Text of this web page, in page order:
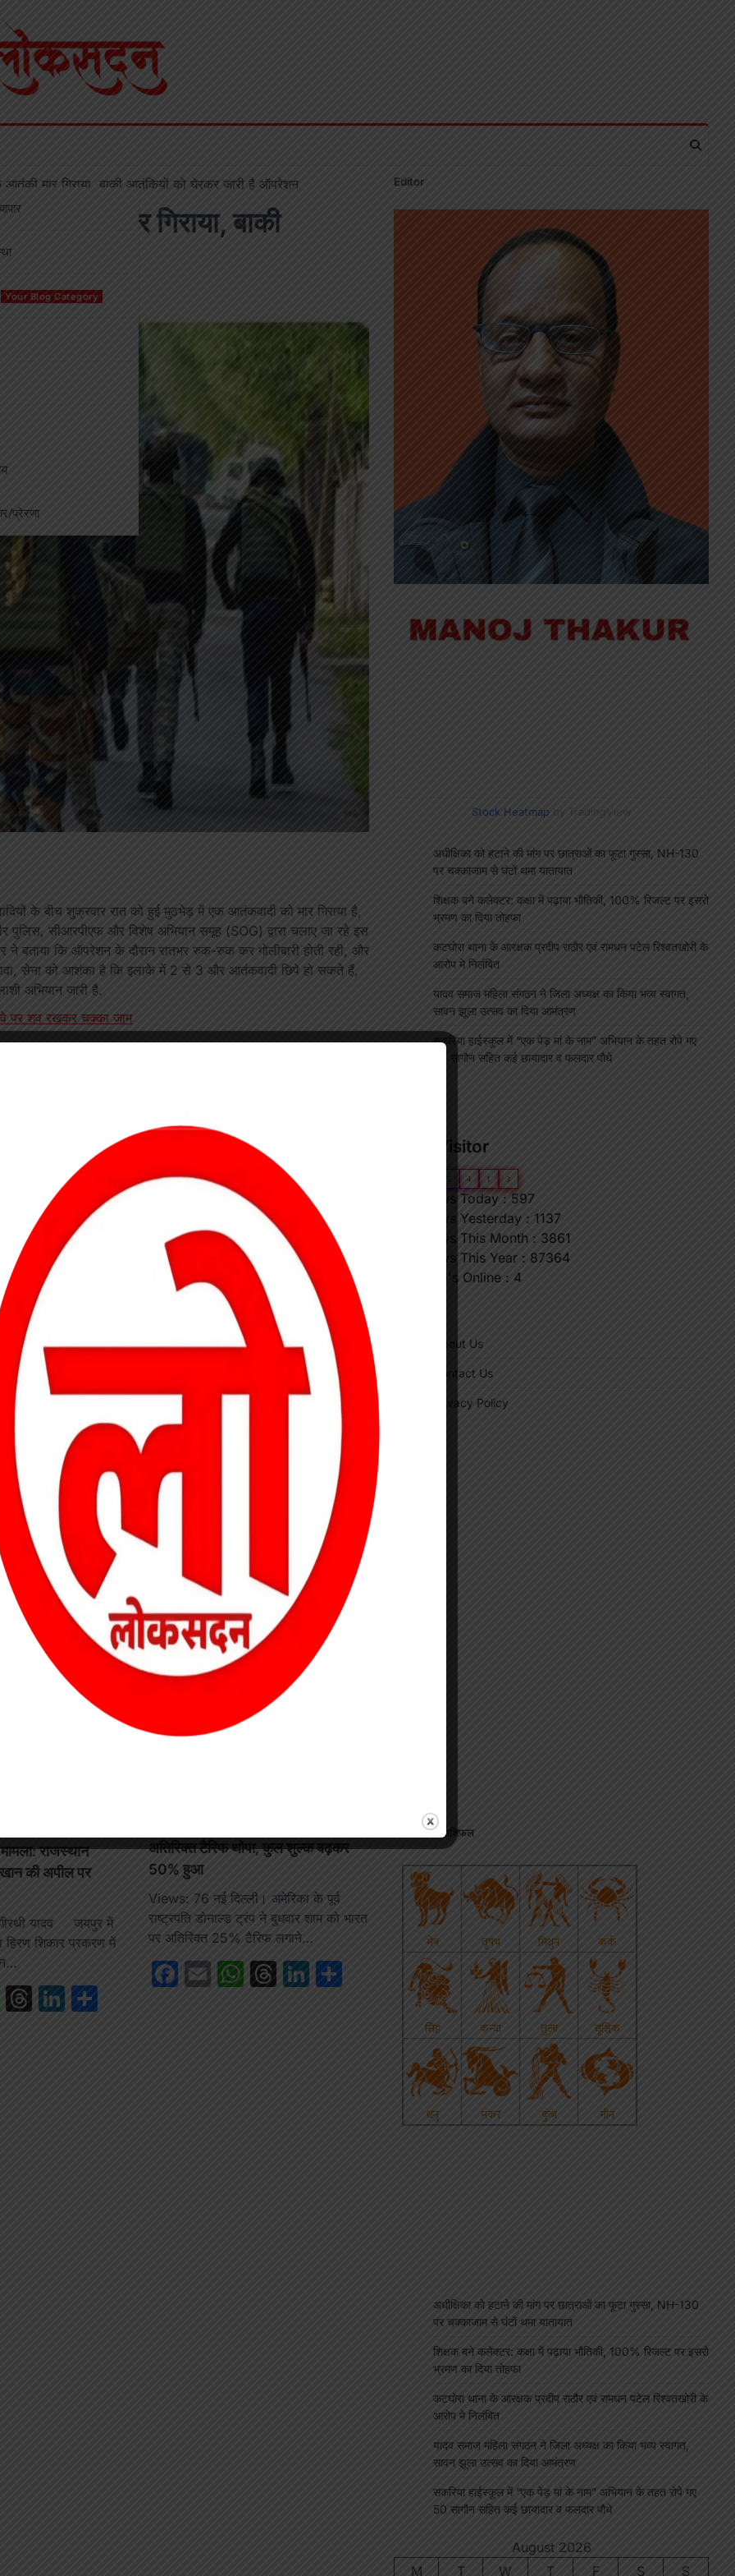
Your Blog Category
प्रेरणा
मार गिराया, बाकी आतंकियों को घेरकर जारी है ऑपरेशन
आतंकी मार गिराया, बाकी
के बीच शुक्रवार रात को हुई मुठभेड़ में एक आतंकवादी को मार गिराया है,
पुलिस, सीआरपीएफ और विशेष अभियान समूह (SOG) द्वारा चलाए जा रहे इस
ने बताया कि ऑपरेशन के दौरान रातभर रुक-रुक कर गोलीबारी होती रही, और
सेना को आशंका है कि इलाके में 2 से 3 और आतंकवादी छिपे हो सकते हैं,
अभियान जारी है.
पर शव रखकर चक्का जाम
ऑपरेशन शुरू किया है. एक अधिकारी के अनुसार, इलाके में आतंकवादी
की गई. इस दौरान आतंकियों ने सुरक्षाबलों पर गोलीबारी शुरू कर दी,
को सफलतापूर्वक अंजाम देने के लिए क्षेत्र में अतिरिक्त सुरक्षा बलों
फासीस्ट फ्रंट (PAFF) संगठन से संबंधित हैं.
के रूप में देखा जा रहा है. इससे पहले, 28 जुलाई को सुरक्षाबलों ने ऑपरेशन
मार गिराया था. इसके बाद, 31 जुलाई को पुंछ में नियंत्रण रेखा के निकट
संभावना है, जिनके विदेशी नागरिक होने का संदेह है. सुरक्षा बलों की एक टीम
कितने आतंकवादी मारे गए हैं या गिरफ्तार किए गए हैं. ऑपरेशन अभी भी
किया है, जिनके पास से हथियार बरामद हुए हैं. पुलिस, सेना की 19
सड़क क्राड उत्तेरसू पर नियमित जांच के दौरान एक ऑल्टो कार को
ग्रेनेड और एके 47 के 41 राउंड मिले. गिरफ्तार किए गए संदिग्धों की पहचान
निर्वाचन आयोग का बड़ा फैसला: बूथ लेवल अधिकारियों का पारिश्रमिक
हुआ दोगुना
⟶
राजस्थान
की अपील पर
यादव जयपुर में
हिरण शिकार प्रकरण में
Threads
LinkedIn
Share
अतिरिक्त टैरिफ थोपा, कुल शुल्क बढ़कर
50% हुआ
Views: 76 नई दिल्ली। अमेरिका के पूर्व
राष्ट्रपति डोनाल्ड ट्रंप ने बुधवार शाम को भारत
पर अतिरिक्त 25% टैरिफ लगाने…
Facebook
EmailWhatsApp
Threads
LinkedIn
Share
Editor
Stock Heatmap by TradingView
अधीक्षिका को हटाने की मांग पर छात्राओं का फूटा गुस्सा, NH-130
पर चक्काजाम से घंटों थमा यातायात
शिक्षक बने कलेक्टर: कक्षा में पढ़ाया भौतिकी, 100% रिजल्ट पर इसरो
भ्रमण का दिया तोहफा
कटघोरा थाना के आरक्षक प्रदीप राठौर एवं रामधन पटेल रिश्वतखोरी के
आरोप मे निलंबित
यादव समाज महिला संगठन ने जिला अध्यक्ष का किया भव्य स्वागत,
सावन झूला उत्सव का दिया आमंत्रण
सकरिया हाईस्कूल में “एक पेड़ मां के नाम” अभियान के तहत रोपे गए
50 सागौन सहित कई छायादार व फलदार पौधे
Our Visitor
4 1 3
Views Today : 597
Views Yesterday : 1137
Views This Month : 3861
Views This Year : 87364
Who's Online : 4
About Us
Contact Us
Privacy Policy
जानिए अपना राशिफल
अधीक्षिका को हटाने की मांग पर छात्राओं का फूटा गुस्सा, NH-130
पर चक्काजाम से घंटों थमा यातायात
शिक्षक बने कलेक्टर: कक्षा में पढ़ाया भौतिकी, 100% रिजल्ट पर इसरो
भ्रमण का दिया तोहफा
कटघोरा थाना के आरक्षक प्रदीप राठौर एवं रामधन पटेल रिश्वतखोरी के
आरोप मे निलंबित
यादव समाज महिला संगठन ने जिला अध्यक्ष का किया भव्य स्वागत,
सावन झूला उत्सव का दिया आमंत्रण
सकरिया हाईस्कूल में “एक पेड़ मां के नाम” अभियान के तहत रोपे गए
50 सागौन सहित कई छायादार व फलदार पौधे
August 2026
M
T W T F S S